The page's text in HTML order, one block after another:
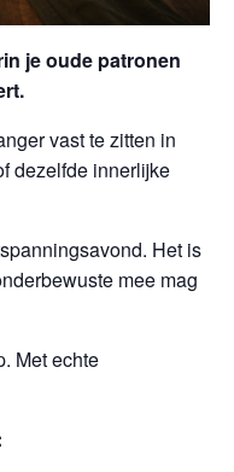
je oude patronen
vast te zitten in
dezelfde innerlijke
Het is
mee mag
Met echte